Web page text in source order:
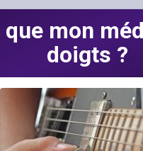
mon
doigts ?